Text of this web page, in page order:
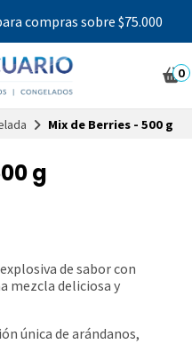
compras sobre $75.000
0
Mix de Berries - 500 g
g
de sabor con
mezcla deliciosa y
única de arándanos,